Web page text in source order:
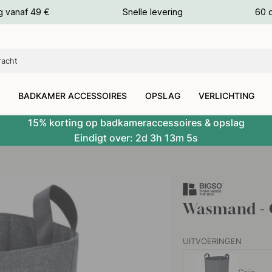
vanaf 49 € Snelle levering 60
BADKAMER ACCESSOIRES OPSLAG VERLICHTING
15% korting op badkameraccessoires & opslag
Eindigt over: 2d 3h 13m 4s
Wasmand -
UITVOERINGEN